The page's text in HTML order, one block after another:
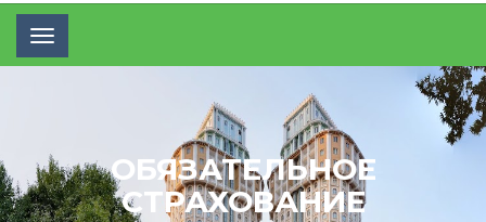
Toggle
navigation
ОБЯЗАТЕЛЬНОЕ
СТРАХОВАНИЕ